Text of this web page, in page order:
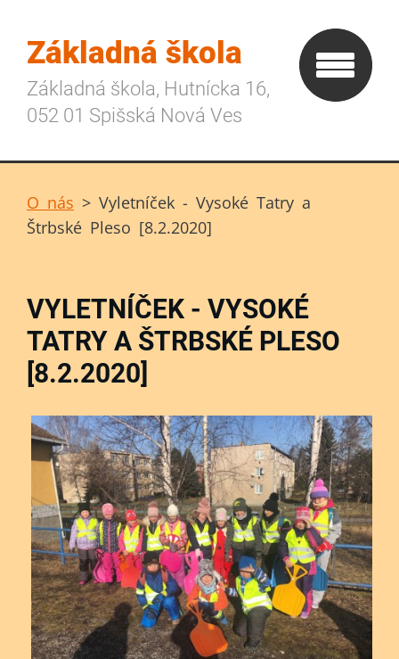
Základná škola
Základná škola, Hutnícka 16,
052 01 Spišská Nová Ves
O nás > Vyletníček - Vysoké Tatry a
Štrbské Pleso [8.2.2020]
VYLETNÍČEK - VYSOKÉ
TATRY A ŠTRBSKÉ PLESO
[8.2.2020]